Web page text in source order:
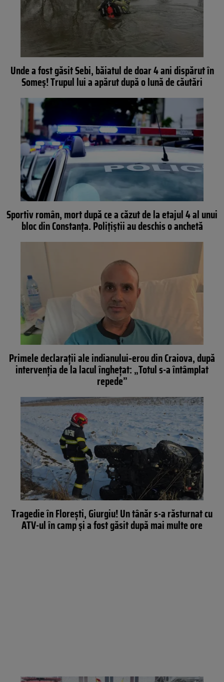
Unde a fost găsit Sebi, băiatul de doar 4 ani dispărut în
Someș! Trupul lui a apărut după o lună de căutări
Sportiv român, mort după ce a căzut de la etajul 4 al unui
bloc din Constanța. Polițiștii au deschis o anchetă
Primele declarații ale indianului‑erou din Craiova, după
intervenția de la lacul îngheţat: „Totul s-a întâmplat
repede”
Tragedie în Florești, Giurgiu! Un tânăr s-a răsturnat cu
ATV-ul în camp și a fost găsit după mai multe ore